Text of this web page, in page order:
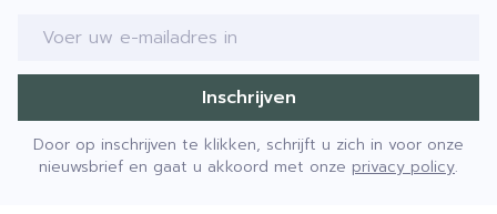
E-mail adres
Inschrijven
Door op inschrijven te klikken, schrijft u zich in voor onze
nieuwsbrief en gaat u akkoord met onze privacy policy.